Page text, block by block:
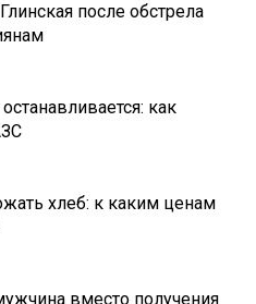
после обстрела
как
хлеб: к каким ценам
вместо получения